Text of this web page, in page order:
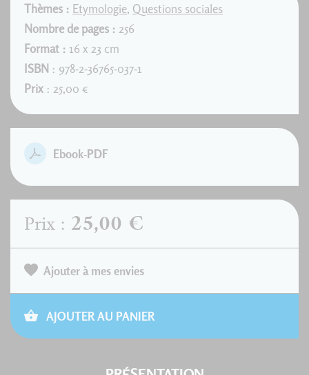
Thèmes : Etymologie, Questions sociales
Nombre de pages : 256
Format : 16 x 23 cm
ISBN : 978-2-36765-037-1
Prix : 25,00 €
Ebook-PDF
Prix : 25,00 €
Ajouter à mes envies
AJOUTER AU PANIER